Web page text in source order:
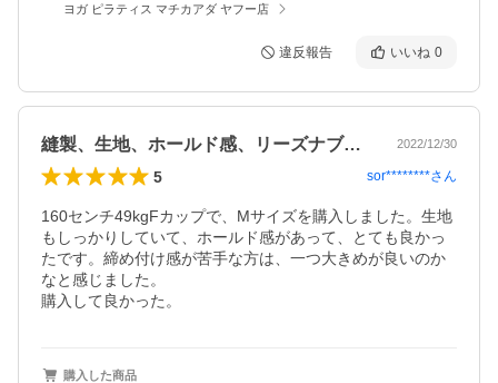
ヨガ ピラティス マチカアダ ヤフー店
違反報告 いいね 0
縫製、生地、ホールド感、リーズナブル！！ 2022/12/30
5 sor********さん
160センチ49kgFカップで、Mサイズを購入しました。生地
もしっかりしていて、ホールド感があって、とても良かっ
たです。締め付け感が苦手な方は、一つ大きめが良いのか
なと感じました。
購入した商品